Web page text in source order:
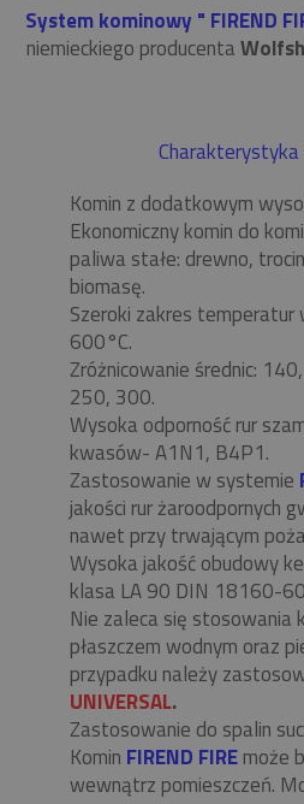
System kominowy " FIREND
niemieckiego producenta
Komin z dodatkowym
Ekonomiczny komin do
paliwa stałe: drewno,
biomasę.
Szeroki zakres
600°C.
Zróżnicowanie średnic:
250, 300.
Wysoka odporność rur
kwasów- A1N1, B4P1.
Zastosowanie w systemie
jakości rur żaroodpornych
nawet przy trwającym
Wysoka jakość obudowy
klasa LA 90 DIN 18160-
Nie zaleca się stosowania
płaszczem wodnym oraz
przypadku należy
UNIVERSAL.
Zastosowanie do spalin
Komin FIREND FIREmoże
wewnątrz pomieszczeń.